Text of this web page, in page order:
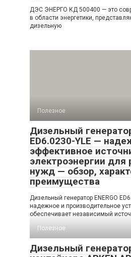
ДЭС ЭНЕРГО КД 500400 — это
в области энергетики,
дизельную
Полезное
Дизельный
ED6.0230-YLE —
эффективное
электроэнергии для
нужд — обзор,
преимущества
Дизельный генератор ENERGO
надежное и производительное
обеспечивает независимый
Полезное
Дизельный